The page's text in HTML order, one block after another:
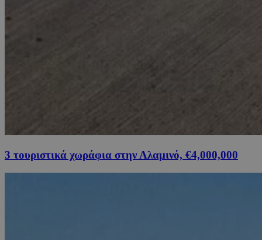
3 τουριστικά χωράφια στην Αλαμινό, €4,000,000